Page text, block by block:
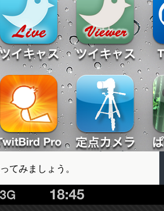
みましょう。